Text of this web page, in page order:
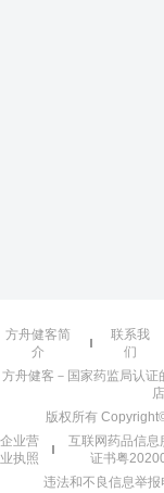
方舟健客简
介
联系我
们
方舟健客－国家药监局认
版权所有
企业营
业执照
互联网药品信息
证书粤
违法和不良信息举